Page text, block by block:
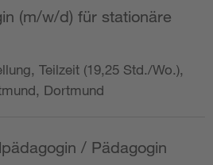
(m/w/d) für stationäre
Teilzeit (19,25 Std./Wo.),
Dortmund
/ Pädagogin